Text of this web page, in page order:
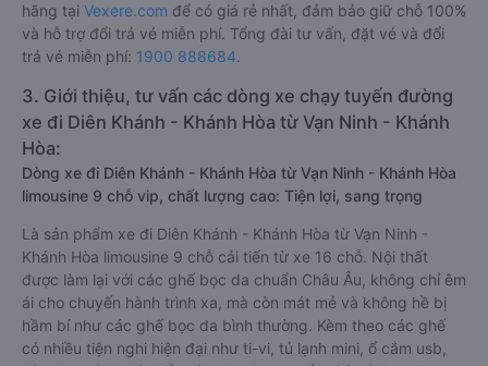
hãng tại Vexere.com để có giá rẻ nhất, đảm bảo giữ chỗ 100%
và hỗ trợ đổi trả vé miễn phí. Tổng đài tư vấn, đặt vé và đổi
trả vé miễn phí: 1900 888684.
3. Giới thiệu, tư vấn các dòng xe chạy tuyến đường
xe đi Diên Khánh - Khánh Hòa từ Vạn Ninh - Khánh
Hòa:
Dòng xe đi Diên Khánh - Khánh Hòa từ Vạn Ninh - Khánh Hòa
limousine 9 chỗ vip, chất lượng cao: Tiện lợi, sang trọng
Là sản phẩm xe đi Diên Khánh - Khánh Hòa từ Vạn Ninh -
Khánh Hòa limousine 9 chỗ cải tiến từ xe 16 chỗ. Nội thất
được làm lại với các ghế bọc da chuẩn Châu Âu, không chỉ êm
ái cho chuyến hành trình xa, mà còn mát mẻ và không hề bị
hầm bí như các ghế bọc da bình thường. Kèm theo các ghế
có nhiều tiện nghi hiện đại như ti-vi, tủ lạnh mini, ổ cắm usb,